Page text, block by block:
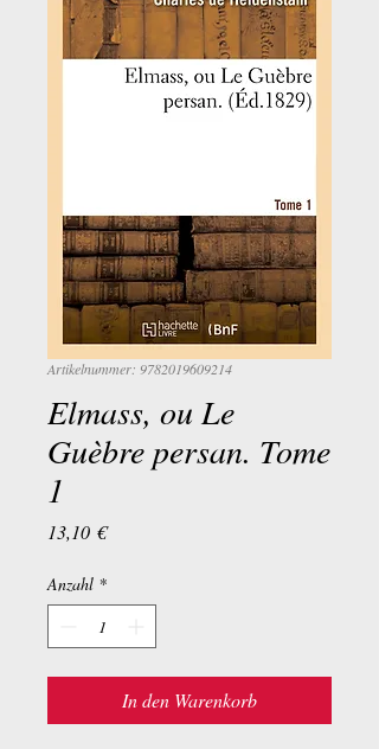
Artikelnummer: 9782019609214
Elmass, ou Le
Guèbre persan. Tome
1
13,10 €Preis
Anzahl *
In den Warenkorb